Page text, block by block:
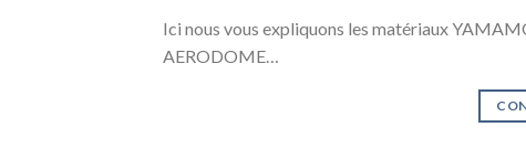
Ici nous vous expliquons les matériaux
AERODOME…